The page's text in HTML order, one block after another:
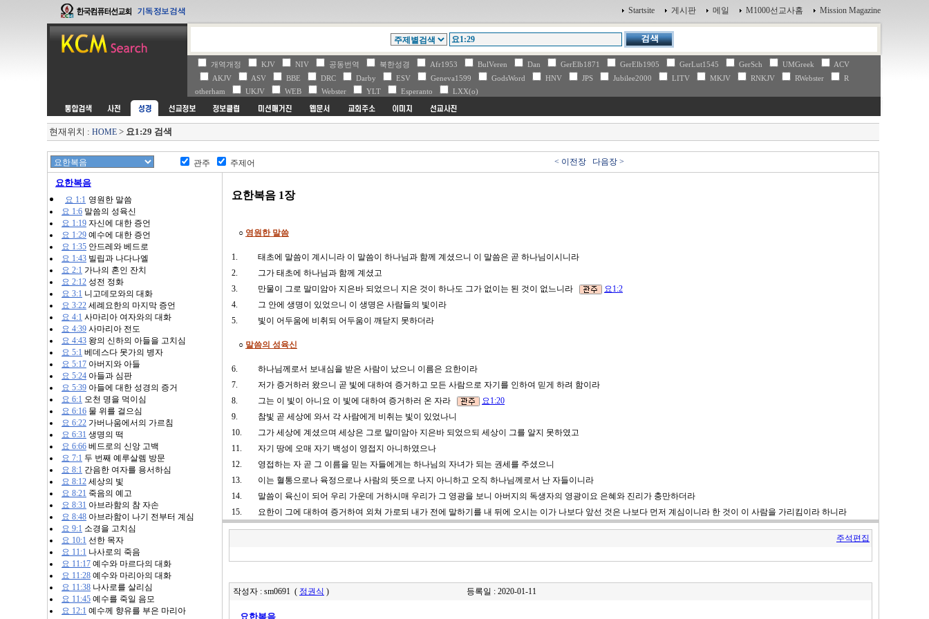
Startsite 게시판 메일 M1000선교사홈 Mission Magazine
개역개정 KJV NIV 공동번역 북한성경 Afr1953 BulVeren Dan GerElb1871 GerElb1905 GerLut1545 GerSch UMGreek
ACV
AKJV
ASV BBE DRC Darby ESV Geneva1599 GodsWord HNV JPS Jubilee2000 LITV MKJV RNKJV RWebster
R
otherham
UKJV WEB Webster YLT Esperanto LXX(o)
현재위치 : HOME> 요1:29 검색
관주 주제어 < 이전장 다음장 >